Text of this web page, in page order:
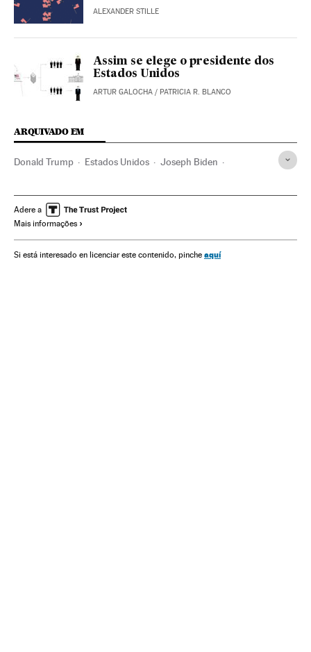
ALEXANDER STILLE
Assim se elege o presidente dos
Estados Unidos
ARTUR GALOCHA / PATRICIA R. BLANCO
ARQUIVADO EM
Donald Trump Estados Unidos Joseph Biden
América Eleições EUA 2020
Adere a
Mais informações
Si está interesado en licenciar este contenido, pinche aquí